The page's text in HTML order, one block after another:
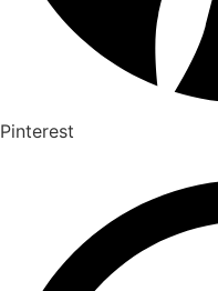
Pinterest